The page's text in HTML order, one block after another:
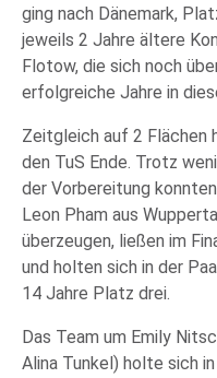
ging nach Dänemark,
jeweils 2 Jahre ältere
Flotow, die sich noch
erfolgreiche Jahre in
Zeitgleich auf 2 Flächen
den TuS Ende. Trotz
der Vorbereitung
Leon Pham aus
überzeugen, ließen im
und holten sich in der
14 Jahre Platz drei.
Das Team um Emily
Alina Tunkel) holte sich